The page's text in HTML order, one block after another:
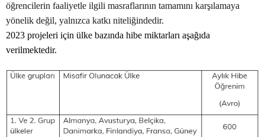
öğrencilerin faaliyetle ilgili masraflarının tamamını karşılamaya
yönelik değil, yalnızca katkı niteliğindedir.
2023 projeleri için ülke bazında hibe miktarları aşağıda
verilmektedir.